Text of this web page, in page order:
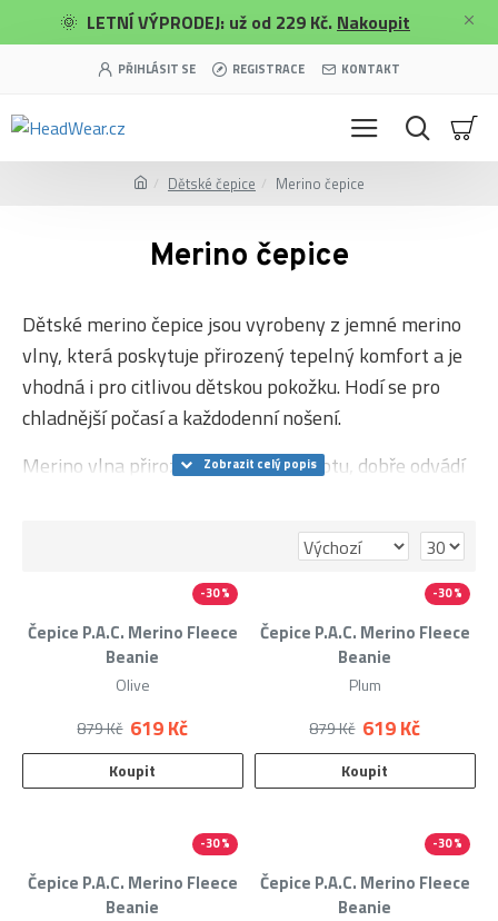
🌞 LETNÍ VÝPRODEJ: už od 229 Kč. Nakoupit
PŘIHLÁSIT SE REGISTRACE KONTAKT
Dětské čepice Merino čepice
Merino čepice
Dětské merino čepice jsou vyrobeny z jemné merino
vlny, která poskytuje přirozený tepelný komfort a je
vhodná i pro citlivou dětskou pokožku. Hodí se pro
chladnější počasí a každodenní nošení.
Merino vlna přirozeně reguluje teplotu, dobře odvádí
při delším nošení. Dětské merino čepice jsou příjemné
na dotek, nekoušou a dobře se přizpůsobí tvaru hlavy.
Dětské merino čepice se hodí pro cestu do školy,
procházky, pobyt venku i méně intenzivní sportovní
aktivity. Představují praktickou volbu pro rodiče, kteří
hledají funkční a přírodní materiál pro své děti.
-30 %
Čepice P.A.C. Merino Fleece
Beanie
Olive
619 Kč
879 Kč
Koupit
-30 %
Čepice P.A.C. Merino Fleece
Beanie
Plum
619 Kč
879 Kč
Koupit
-30 %
Čepice P.A.C. Merino Fleece
Beanie
-30 %
Čepice P.A.C. Merino Fleece
Beanie